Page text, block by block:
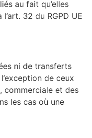
au fait qu’elles
32 du RGPD UE
ni de transferts
de ceux
commerciale et des
les cas où une